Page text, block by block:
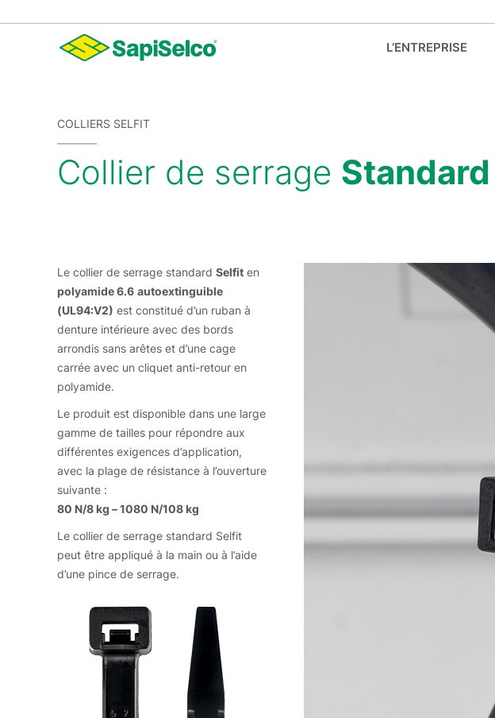
L’ENTREPRISE
COLLIERS SELFIT
Collier de serrage Standard
Le collier de serrage standard Selfit en
polyamide 6.6 autoextinguible
(UL94:V2) est constitué d’un ruban à
denture intérieure avec des bords
arrondis sans arêtes et d’une cage
carrée avec un cliquet anti-retour en
polyamide.
Le produit est disponible dans une large
gamme de tailles pour répondre aux
différentes exigences d’application,
avec la plage de résistance à l’ouverture
suivante :
80 N/8 kg – 1080 N/108 kg
Le collier de serrage standard Selfit
peut être appliqué à la main ou à l’aide
d’une pince de serrage.